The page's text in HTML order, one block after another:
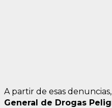
A partir de esas
General de Drogas